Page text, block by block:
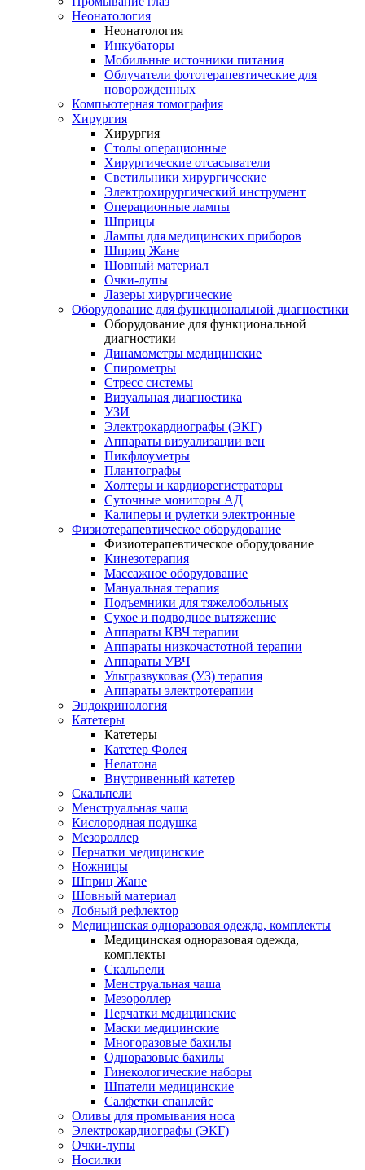
Неонатология
Неонатология
Инкубаторы
Мобильные источники питания
Облучатели фототерапевтические для
новорожденных
Компьютерная томография
Хирургия
Хирургия
Столы операционные
Хирургические отсасыватели
Светильники хирургические
Электрохирургический инструмент
Операционные лампы
Шприцы
Лампы для медицинских приборов
Шприц Жане
Шовный материал
Очки-лупы
Лазеры хирургические
Оборудование для функциональной диагностики
Оборудование для функциональной
диагностики
Динамометры медицинские
Спирометры
Стресс системы
Визуальная диагностика
УЗИ
Электрокардиографы (ЭКГ)
Аппараты визуализации вен
Пикфлоуметры
Плантографы
Холтеры и кардиорегистраторы
Суточные мониторы АД
Калиперы и рулетки электронные
Физиотерапевтическое оборудование
Физиотерапевтическое оборудование
Кинезотерапия
Массажное оборудование
Мануальная терапия
Подъемники для тяжелобольных
Сухое и подводное вытяжение
Аппараты КВЧ терапии
Аппараты низкочастотной терапии
Аппараты УВЧ
Ультразвуковая (УЗ) терапия
Аппараты электротерапии
Эндокринология
Катетеры
Катетеры
Катетер Фолея
Нелатона
Внутривенный катетер
Скальпели
Менструальная чаша
Кислородная подушка
Мезороллер
Перчатки медицинские
Ножницы
Шприц Жане
Шовный материал
Лобный рефлектор
Медицинская одноразовая одежда, комплекты
Медицинская одноразовая одежда,
комплекты
Скальпели
Менструальная чаша
Мезороллер
Перчатки медицинские
Маски медицинские
Многоразовые бахилы
Одноразовые бахилы
Гинекологические наборы
Шпатели медицинские
Салфетки спанлейс
Оливы для промывания носа
Электрокардиографы (ЭКГ)
Очки-лупы
Носилки